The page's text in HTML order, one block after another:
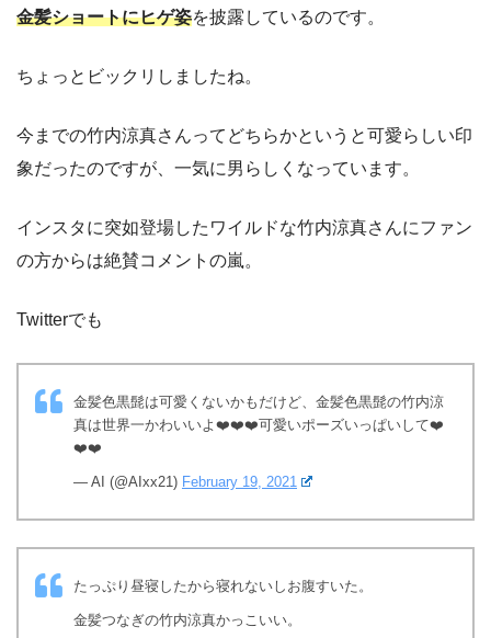
金髪ショートにヒゲ姿を披露しているのです。
ちょっとビックリしましたね。
今までの竹内涼真さんってどちらかというと可愛らしい印
象だったのですが、一気に男らしくなっています。
インスタに突如登場したワイルドな竹内涼真さんにファン
の方からは絶賛コメントの嵐。
Twitterでも
金髪色黒髭は可愛くないかもだけど、金髪色黒髭の竹内涼
真は世界一かわいいよ❤️❤️❤️可愛いポーズいっぱいして❤️
❤️❤️
— AI (@AIxx21) February 19, 2021
たっぷり昼寝したから寝れないしお腹すいた。
金髪つなぎの竹内涼真かっこいい。